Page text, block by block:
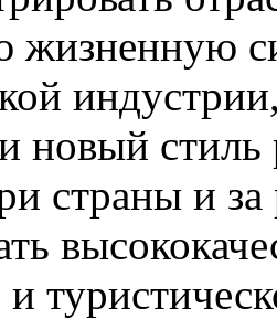
жизненную
новый стиль
страны и
и